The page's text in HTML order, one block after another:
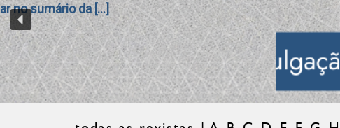
A revista Interação em